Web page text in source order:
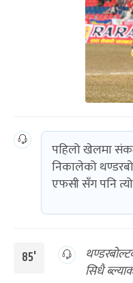
पहिलो खेलमा
निकालेको
एफसी सँग पनि
85'
सिधै